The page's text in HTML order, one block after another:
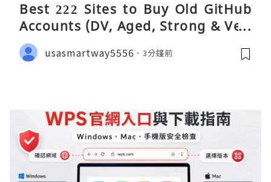
Best 222 Sites to Buy Old GitHub
Accounts (DV, Aged, Strong & Veri
fied)
usasmartway5556 3分鐘前